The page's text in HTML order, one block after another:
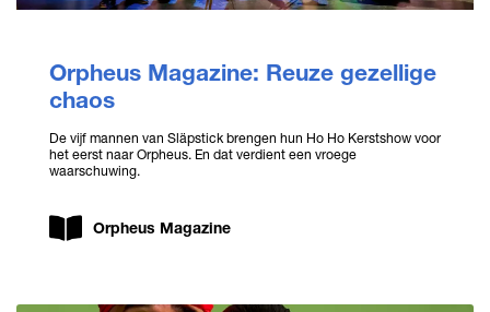
Orpheus Magazine: Reuze gezellige
chaos
De vijf mannen van Släpstick brengen hun Ho Ho Kerstshow voor
het eerst naar Orpheus. En dat verdient een vroege
waarschuwing.
Orpheus Magazine